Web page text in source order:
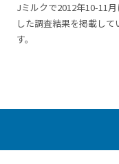
Jミルクで2012年10-11
した調査結果を掲載して
す。